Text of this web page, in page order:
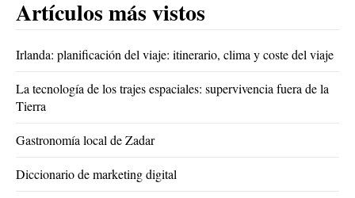
Artículos más vistos
Irlanda: planificación del viaje: itinerario, clima y coste del viaje
La tecnología de los trajes espaciales: supervivencia fuera de la
Tierra
Gastronomía local de Zadar
Diccionario de marketing digital